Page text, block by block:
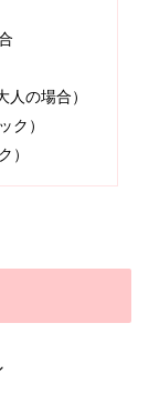
の場合）
ク）
）